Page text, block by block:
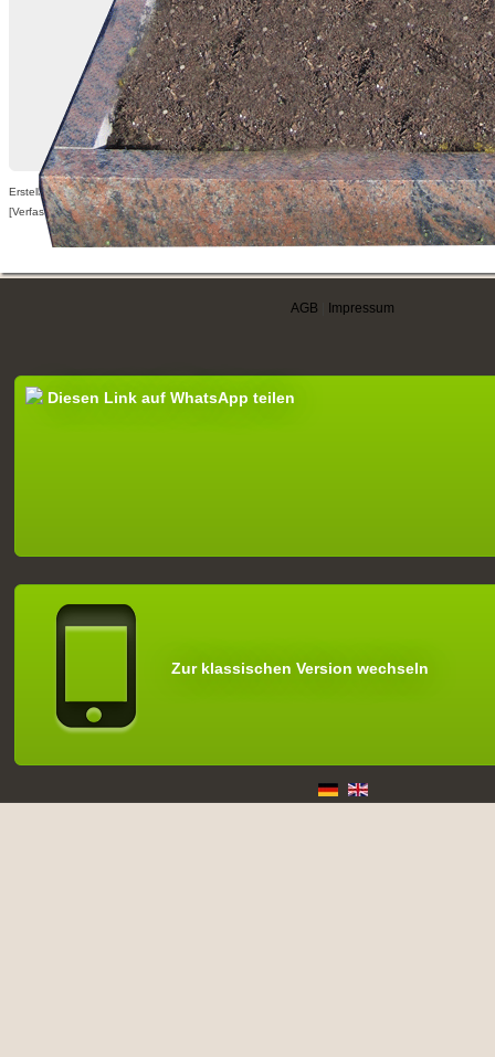
Erstellt am 17.05.2010,
[Verfasser nur für angemeldete Benutzer sichtbar]
AGB Impressum
Diesen Link auf WhatsApp teilen
Zur klassischen Version wechseln